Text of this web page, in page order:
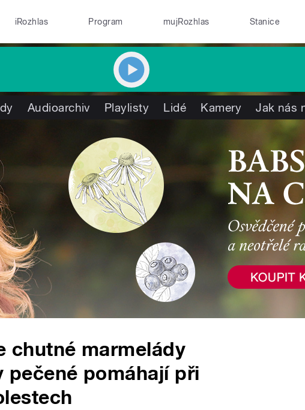
iRozhlas Program mujRozhlas Stanice
Audioarchiv Playlisty Lidé Kamery Jak nás
chutné marmelády
pečené pomáhají při